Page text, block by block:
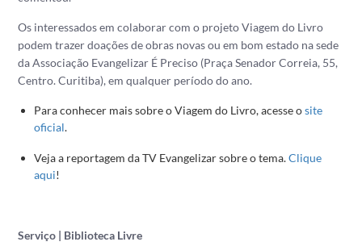
Os interessados em colaborar com o projeto Viagem do Livro
podem trazer doações de obras novas ou em bom estado na sede
da Associação Evangelizar É Preciso (Praça Senador Correia, 55,
Centro. Curitiba), em qualquer período do ano.
Para conhecer mais sobre o Viagem do Livro, acesse osite
oficial.
Veja a reportagem da TV Evangelizar sobre o tema.Clique
aqui!
Serviço | Biblioteca Livre